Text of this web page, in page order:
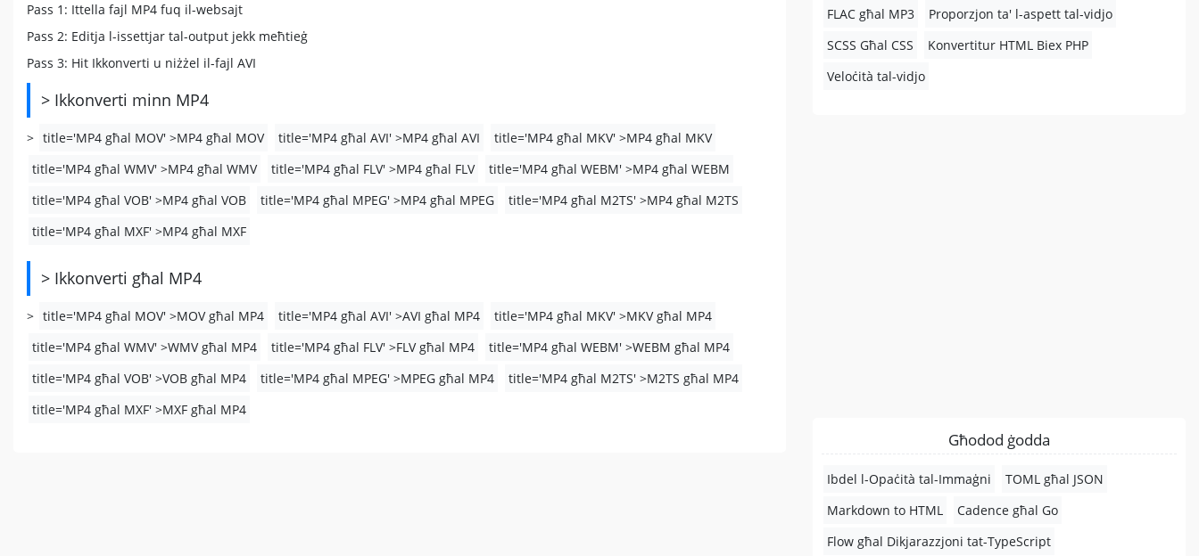
Pass 1: Ittella fajl MP4 fuq il-websajt
Pass 2: Editja l-issettjar tal-output jekk meħtieġ
Pass 3: Hit Ikkonverti u niżżel il-fajl AVI
> Ikkonverti minn MP4
> title='MP4 għal MOV' >MP4 għal MOV title='MP4 għal AVI' >MP4 għal AVI
title='MP4 għal MKV' >MP4 għal MKV
title='MP4 għal WMV' >MP4 għal WMV
title='MP4 għal FLV' >MP4 għal FLV
title='MP4 għal WEBM' >MP4 għal WEBM
title='MP4 għal VOB' >MP4 għal VOB
title='MP4 għal MPEG' >MP4 għal MPEG
title='MP4 għal M2TS' >MP4 għal M2TS
title='MP4 għal MXF' >MP4 għal MXF
> Ikkonverti għal MP4
> title='MP4 għal MOV' >MOV għal MP4 title='MP4 għal AVI' >AVI għal MP4
title='MP4 għal MKV' >MKV għal MP4
title='MP4 għal WMV' >WMV għal MP4
title='MP4 għal FLV' >FLV għal MP4
title='MP4 għal WEBM' >WEBM għal MP4
title='MP4 għal VOB' >VOB għal MP4
title='MP4 għal MPEG' >MPEG għal MP4
title='MP4 għal M2TS' >M2TS għal MP4
title='MP4 għal MXF' >MXF għal MP4
FLAC għal MP3
Proporzjon ta' l-aspett tal-vidjo
SCSS Għal CSS
Konvertitur HTML Biex PHP
Veloċità tal-vidjo
Għodod ġodda
Ibdel l-Opaċità tal-Immaġni
TOML għal JSON
Markdown to HTML
Cadence għal Go
Flow għal Dikjarazzjoni tat-TypeScript